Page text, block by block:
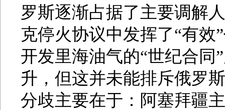
罗斯逐渐占据了主要调解
克停火协议中发挥了“有效
开发里海油气的“世纪合同
升，但这并未能排斥俄罗
分歧主要在于：阿塞拜疆